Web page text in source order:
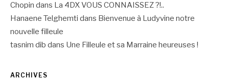
Chopin dans La 4DX VOUS CONNAISSEZ ?!..
Hanaene Telghemti dans Bienvenue à Ludyvine notre
nouvelle filleule
tasnim dib dans Une Filleule et sa Marraine heureuses !
ARCHIVES